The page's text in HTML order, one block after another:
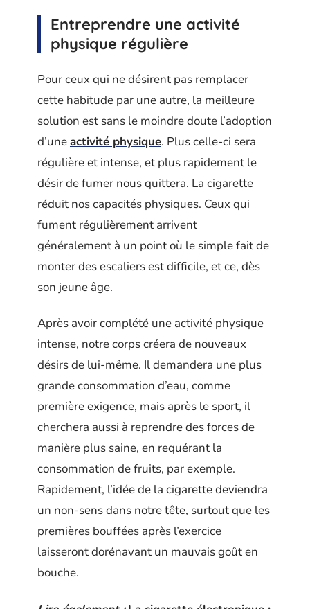
Entreprendre une activité
physique régulière
Pour ceux qui ne désirent pas remplacer
cette habitude par une autre, la meilleure
solution est sans le moindre doute l’adoption
d’uneactivité physique. Plus celle-ci sera
régulière et intense, et plus rapidement le
désir de fumer nous quittera. La cigarette
réduit nos capacités physiques. Ceux qui
fument régulièrement arrivent
généralement à un point où le simple fait de
monter des escaliers est difficile, et ce, dès
son jeune âge.
Après avoir complété une activité physique
intense, notre corps créera de nouveaux
désirs de lui-même. Il demandera une plus
grande consommation d’eau, comme
première exigence, mais après le sport, il
cherchera aussi à reprendre des forces de
manière plus saine, en requérant la
consommation de fruits, par exemple.
Rapidement, l’idée de la cigarette deviendra
un non-sens dans notre tête, surtout que les
premières bouffées après l’exercice
laisseront dorénavant un mauvais goût en
bouche.